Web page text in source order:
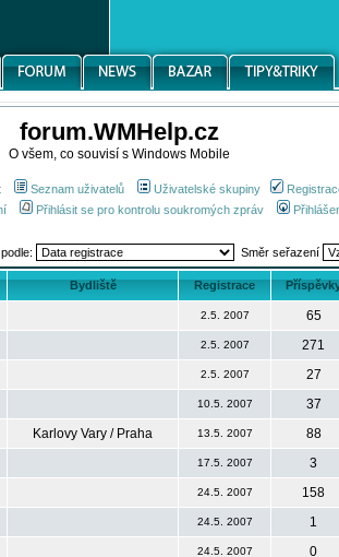
forum.WMHelp.cz
O všem, co souvisí s Windows Mobile
Seznam uživatelů Uživatelské skupiny
Přihlásit se pro kontrolu soukromých zpráv
Směr seřazení
Bydliště Registrace
2.5. 2007
65
2.5. 2007
271
2.5. 2007
27
10.5. 2007
37
Karlovy Vary / Praha 13.5. 2007
88
17.5. 2007
3
24.5. 2007
158
24.5. 2007
1
24.5. 2007
0